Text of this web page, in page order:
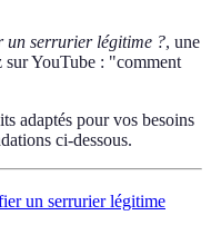
un serrurier légitime ?, une
sur YouTube : "comment
adaptés pour vos besoins
ci-dessous.
un serrurier légitime